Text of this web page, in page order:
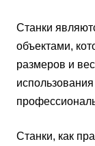
Станки
объектами,
размеров и
Станки, как